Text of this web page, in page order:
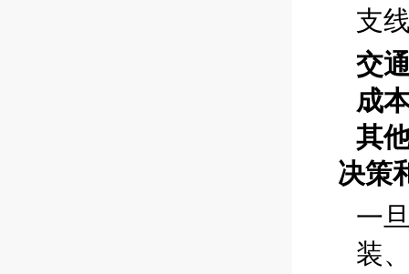
支
交
成
其
决策
一
装